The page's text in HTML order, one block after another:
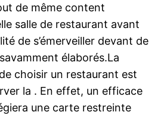
de même content
salle de restaurant avant
de s’émerveiller devant de
élaborés.La
choisir un restaurant est
la . En effet, un efficace
une carte restreinte